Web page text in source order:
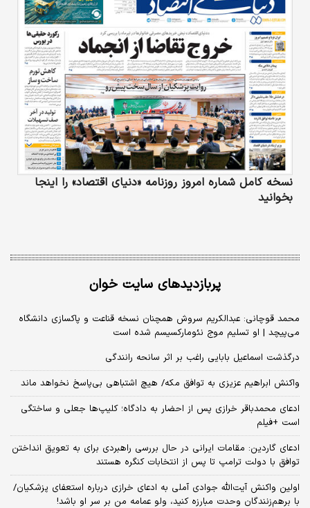
نسخه کامل شماره امروز روزنامه «دنیای‌ اقتصاد» را اینجا
بخوانید
پربازدیدهای سایت خوان
محمد قوچانی: عبدالکریم سروش همچنان نسخه قناعت و پاکسازی دانشگاه
می‌پیچد | او تسلیم موج نئومارکسیسم شده است
درگذشت اسماعیل بابایی راغب بر اثر سانحه رانندگی
واکنش ابراهیم عزیزی به توافق مکه/ هیچ اشتباهی بی‌پاسخ نخواهد ماند
ادعای محمدباقر خرازی پس از احضار به دادگاه؛ کلیپ‌ها جعلی و ساختگی
است +فیلم
ادعای گاردین: مقامات ایرانی در حال بررسی راهبردی برای به تعویق انداختن
توافق با دولت ترامپ تا پس از انتخابات کنگره هستند
اولین واکنش آیت‌الله جوادی آملی به ادعای خرازی درباره استعفای پزشکیان/
با برهم‌زنندگان وحدت مبارزه کنید، ولو عمامه من بر سر او باشد!